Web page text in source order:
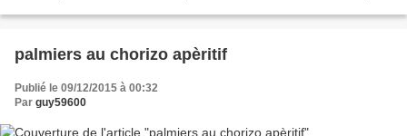
palmiers au chorizo apèritif
Publié le 09/12/2015 à 00:32
Par guy59600